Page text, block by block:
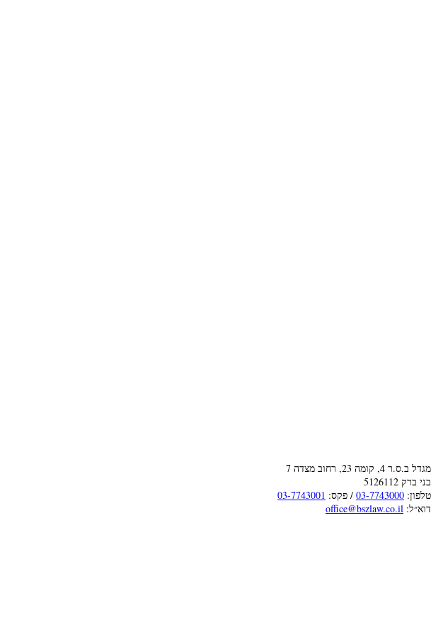
מגדל ב.ס.ר 4, קומה 23, רחוב מצדה 7
בני ברק 5126112
טלפון: 03-7743000 / פקס: 03-7743001
דוא״ל: office@bszlaw.co.il